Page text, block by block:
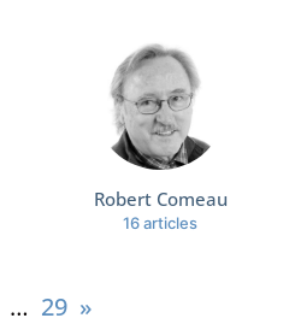
Robert Comeau
16 articles
… 29 »